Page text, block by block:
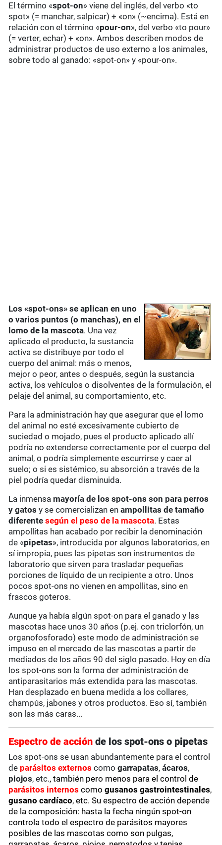
El término «spot-on» viene del inglés, del verbo «to
spot» (= manchar, salpicar) + «on» (~encima). Está en
relación con el término «pour-on», del verbo «to pour»
(= verter, echar) + «on». Ambos describen modos de
administrar productos de uso externo a los animales,
sobre todo al ganado: «spot-on» y «pour-on».
Los «spot-ons» se aplican en uno
o varios puntos (o manchas), en el
lomo de la mascota. Una vez
aplicado el producto, la sustancia
activa se distribuye por todo el
cuerpo del animal: más o menos,
mejor o peor, antes o después, según la sustancia
activa, los vehículos o disolventes de la formulación, el
pelaje del animal, su comportamiento, etc.
Para la administración hay que asegurar que el lomo
del animal no esté excesivamente cubierto de
suciedad o mojado, pues el producto aplicado allí
podría no extenderse correctamente por el cuerpo del
animal, o podría simplemente escurrirse y caer al
suelo; o si es sistémico, su absorción a través de la
piel podría quedar disminuida.
La inmensa mayoría de los spot-ons son para perros
y gatos y se comercializan enampollitas de tamaño
diferentesegún el peso de la mascota. Estas
ampollitas han acabado por recibir la denominación
de «pipetas», introducida por algunos laboratorios, en
sí impropia, pues las pipetas son instrumentos de
laboratorio que sirven para trasladar pequeñas
porciones de líquido de un recipiente a otro. Unos
pocos spot-ons no vienen en ampollitas, sino en
frascos goteros.
Aunque ya había algún spot-on para el ganado y las
mascotas hace unos 30 años (p.ej. con triclorfón, un
organofosforado) este modo de administración se
impuso en el mercado de las mascotas a partir de
mediados de los años 90 del siglo pasado. Hoy en día
los spot-ons son la forma der administración de
antiparasitarios más extendida para las mascotas.
Han desplazado en buena medida a los collares,
champús, jabones y otros productos. Eso sí, también
son las más caras...
Espectro de acción de los spot-ons o pipetas
Los spot-ons se usan abundantemente para el control
de parásitos externos comogarrapatas,ácaros,
piojos, etc., también pero menos para el control de
parásitos internos comogusanos gastrointestinales,
gusano cardíaco, etc. Su espectro de acción depende
de la composición: hasta la fecha ningún spot-on
controla todo el espectro de parásitos mayores
posibles de las mascotas como son pulgas,